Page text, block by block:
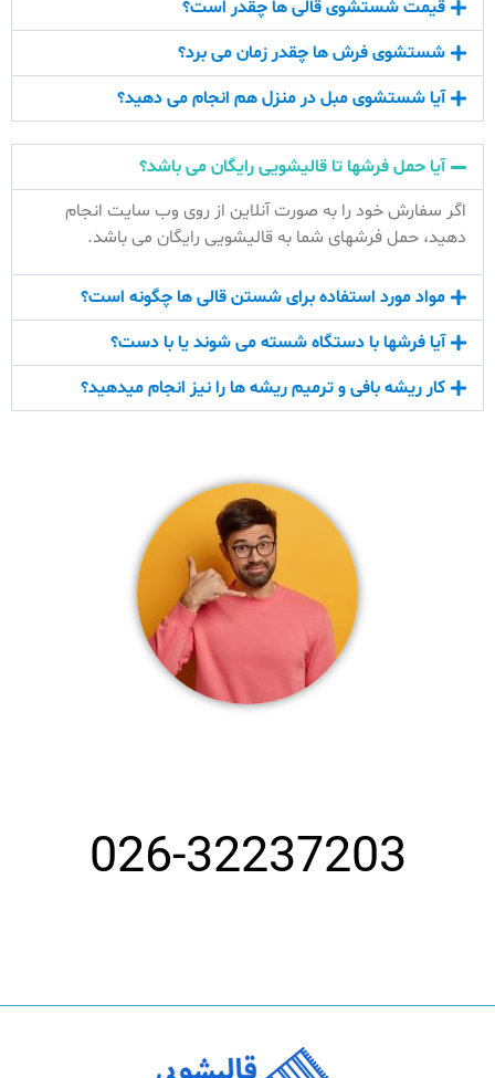
قیمت شستشوی قالی ها چقدر است؟
شستشوی فرش ها چقدر زمان می برد؟
آیا شستشوی مبل در منزل هم انجام می دهید؟
آیا حمل فرشها تا قالیشویی رایگان می باشد؟
اگر سفارش خود را به صورت آنلاین از روی وب سایت انجام
دهید، حمل فرشهای شما به قالیشویی رایگان می باشد.
مواد مورد استفاده برای شستن قالی ها چگونه است؟
آیا فرشها با دستگاه شسته می شوند یا با دست؟
کار ریشه بافی و ترمیم ریشه ها را نیز انجام میدهید؟
026-32237203